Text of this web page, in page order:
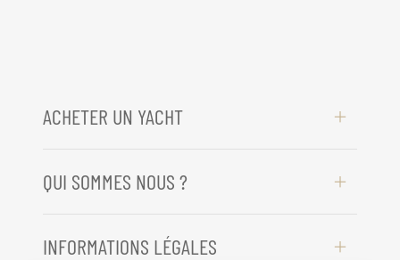
ACHETER UN YACHT
QUI SOMMES NOUS ?
INFORMATIONS LÉGALES